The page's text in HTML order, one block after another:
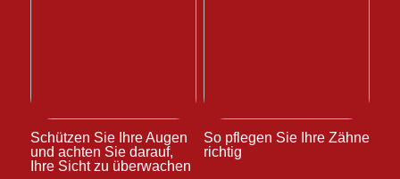
Schützen Sie Ihre Augen
und achten Sie darauf,
Ihre Sicht zu überwachen
So pflegen Sie Ihre Zähne
richtig